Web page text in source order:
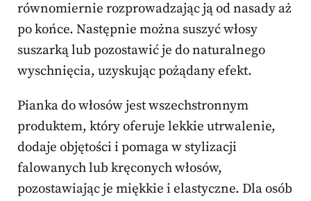
równomiernie rozprowadzając ją od nasady aż
po końce. Następnie można suszyć włosy
suszarką lub pozostawić je do naturalnego
wyschnięcia, uzyskując pożądany efekt.
Pianka do włosów jest wszechstronnym
produktem, który oferuje lekkie utrwalenie,
dodaje objętości i pomaga w stylizacji
falowanych lub kręconych włosów,
pozostawiając je miękkie i elastyczne. Dla osób